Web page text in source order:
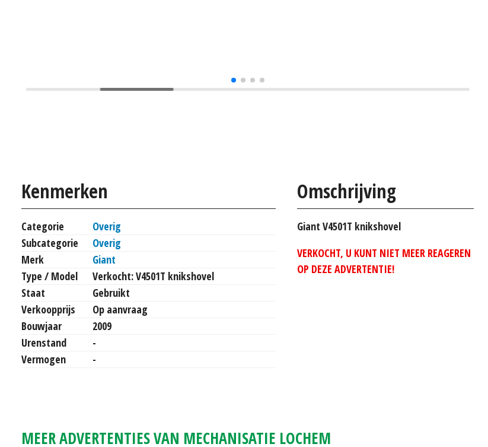
Kenmerken
Categorie
Overig
Subcategorie
Overig
Merk
Giant
Type / Model
Verkocht: V4501T knikshovel
Staat
Gebruikt
Verkoopprijs
Op aanvraag
Bouwjaar
2009
Urenstand
-
Vermogen
-
Omschrijving
Giant V4501T knikshovel
VERKOCHT, U KUNT NIET MEER REAGEREN
OP DEZE ADVERTENTIE!
MEER ADVERTENTIES VAN MECHANISATIE LOCHEM